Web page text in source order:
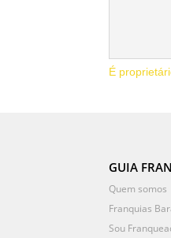
É
GUIA
Quem somos
Franquias
Sou